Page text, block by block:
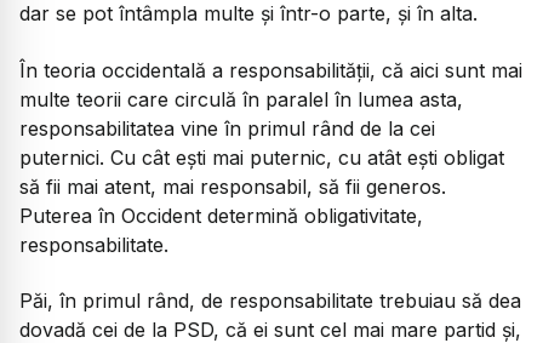
dar se pot întâmpla multe și într-o parte, și în alta.
În teoria occidentală a responsabilității, că aici sunt mai
multe teorii care circulă în paralel în lumea asta,
responsabilitatea vine în primul rând de la cei
puternici. Cu cât ești mai puternic, cu atât ești obligat
să fii mai atent, mai responsabil, să fii generos.
Puterea în Occident determină obligativitate,
responsabilitate.
Păi, în primul rând, de responsabilitate trebuiau să dea
dovadă cei de la PSD, că ei sunt cel mai mare partid și,